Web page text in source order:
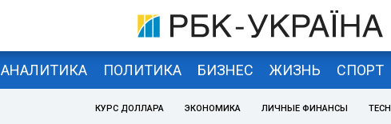
АНАЛИТИКА ПОЛИТИКА БИЗНЕС ЖИЗНЬ СПОРТ
КУРС ДОЛЛАРА ЭКОНОМИКА ЛИЧНЫЕ ФИНАНСЫ TECH